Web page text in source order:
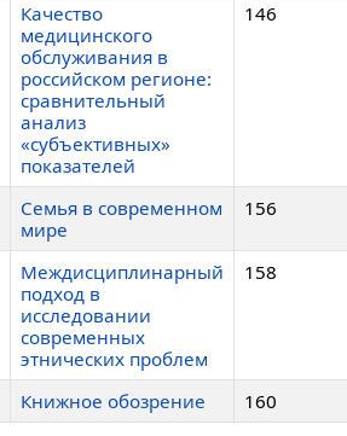
Качество
медицинского
обслуживания в
российском регионе:
сравнительный
анализ
«субъективных»
показателей
146
Семья в современном
мире
156
Междисциплинарный
подход в
исследовании
современных
этнических проблем
158
Книжное обозрение 160